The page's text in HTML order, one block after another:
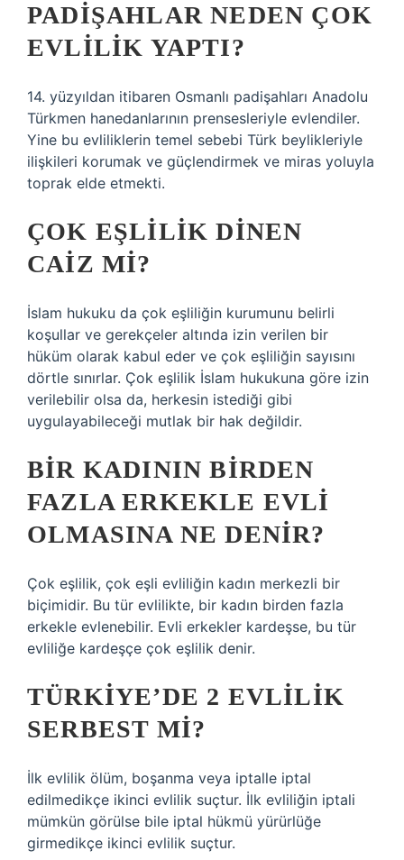
PADIŞAHLAR NEDEN ÇOK
EVLILIK YAPTI?
14. yüzyıldan itibaren Osmanlı padişahları Anadolu
Türkmen hanedanlarının prensesleriyle evlendiler.
Yine bu evliliklerin temel sebebi Türk beylikleriyle
ilişkileri korumak ve güçlendirmek ve miras yoluyla
toprak elde etmekti.
ÇOK EŞLILIK DINEN
CAIZ MI?
İslam hukuku da çok eşliliğin kurumunu belirli
koşullar ve gerekçeler altında izin verilen bir
hüküm olarak kabul eder ve çok eşliliğin sayısını
dörtle sınırlar. Çok eşlilik İslam hukukuna göre izin
verilebilir olsa da, herkesin istediği gibi
uygulayabileceği mutlak bir hak değildir.
BIR KADININ BIRDEN
FAZLA ERKEKLE EVLI
OLMASINA NE DENIR?
Çok eşlilik, çok eşli evliliğin kadın merkezli bir
biçimidir. Bu tür evlilikte, bir kadın birden fazla
erkekle evlenebilir. Evli erkekler kardeşse, bu tür
evliliğe kardeşçe çok eşlilik denir.
TÜRKIYE’DE 2 EVLILIK
SERBEST MI?
İlk evlilik ölüm, boşanma veya iptalle iptal
edilmedikçe ikinci evlilik suçtur. İlk evliliğin iptali
mümkün görülse bile iptal hükmü yürürlüğe
girmedikçe ikinci evlilik suçtur.